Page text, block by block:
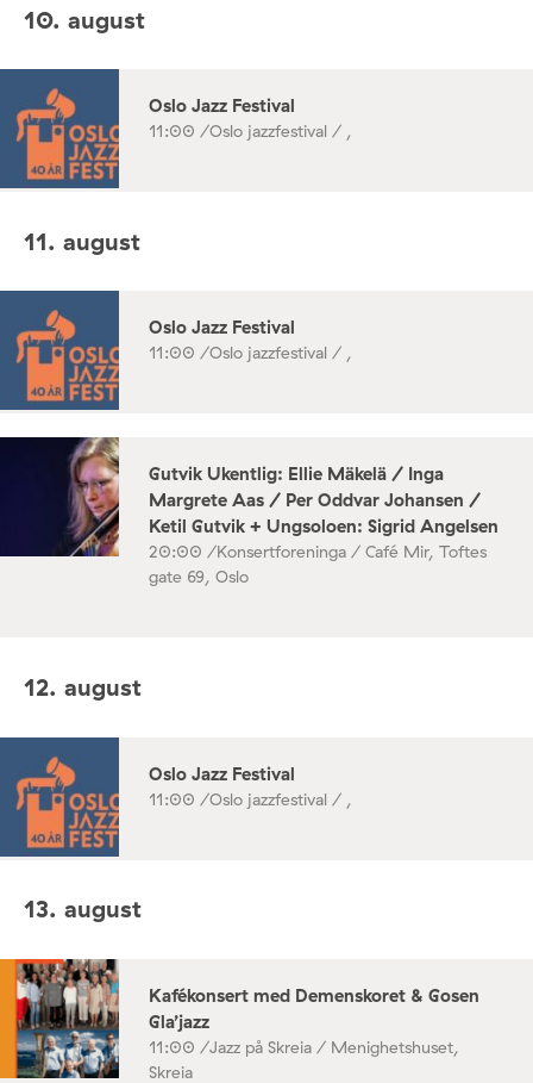
10. august
Oslo Jazz Festival
11:00 /Oslo jazzfestival / ,
11. august
Oslo Jazz Festival
11:00 /Oslo jazzfestival / ,
Gutvik Ukentlig: Ellie Mäkelä / Inga
Margrete Aas / Per Oddvar Johansen /
Ketil Gutvik + Ungsoloen: Sigrid Angelsen
20:00 /Konsertforeninga / Café Mir, Toftes
gate 69, Oslo
12. august
Oslo Jazz Festival
11:00 /Oslo jazzfestival / ,
13. august
Kafékonsert med Demenskoret & Gosen
Gla’jazz
11:00 /Jazz på Skreia / Menighetshuset,
Skreia